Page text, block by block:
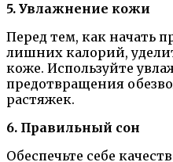
5. Увлажнение кожи
Перед тем, как начать
лишних калорий,
коже. Используйте
предотвращения
растяжек.
6. Правильный сон
Обеспечьте себе